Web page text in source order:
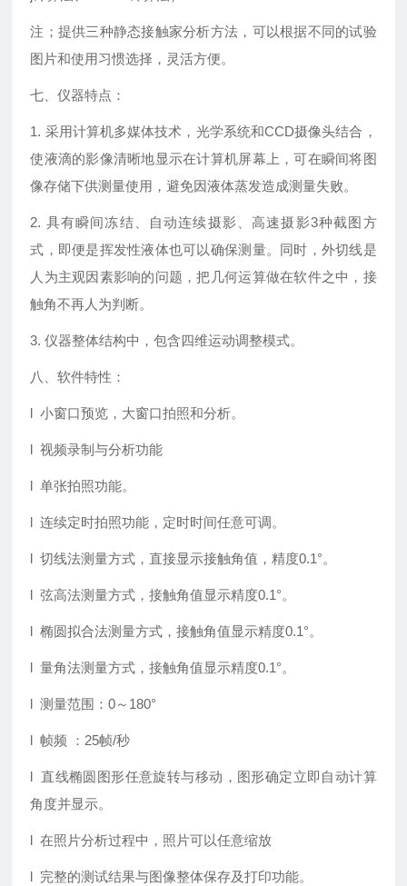
注；提供三种静态接触家分析方法，可以根据不同的试验
图片和使用习惯选择，灵活方便。
七、仪器特点：
1. 采用计算机多媒体技术，光学系统和CCD摄像头结合，
使液滴的影像清晰地显示在计算机屏幕上，可在瞬间将图
像存储下供测量使用，避免因液体蒸发造成测量失败。
2. 具有瞬间冻结、自动连续摄影、高速摄影3种截图方
式，即便是挥发性液体也可以确保测量。同时，外切线是
人为主观因素影响的问题，把几何运算做在软件之中，接
触角不再人为判断。
3. 仪器整体结构中，包含四维运动调整模式。
八、软件特性：
l 小窗口预览，大窗口拍照和分析。
l 视频录制与分析功能
l 单张拍照功能。
l 连续定时拍照功能，定时时间任意可调。
l 切线法测量方式，直接显示接触角值，精度0.1°。
l 弦高法测量方式，接触角值显示精度0.1°。
l 椭圆拟合法测量方式，接触角值显示精度0.1°。
l 量角法测量方式，接触角值显示精度0.1°。
l 测量范围：0～180°
l 帧频 ：25帧/秒
l 直线椭圆图形任意旋转与移动，图形确定立即自动计算
角度并显示。
l 在照片分析过程中，照片可以任意缩放
l 完整的测试结果与图像整体保存及打印功能。